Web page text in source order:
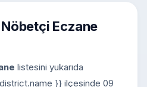
Eczane
listesini yukarıda
}} ilçesinde 09